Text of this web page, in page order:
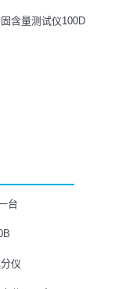
含量测试仪100D
台
仪